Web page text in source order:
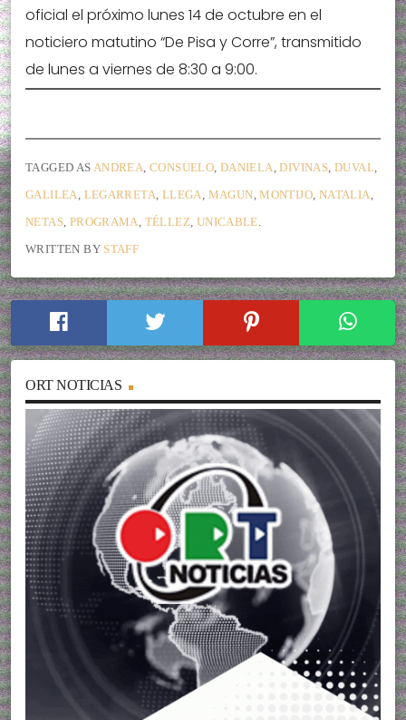
oficial el próximo lunes 14 de octubre en el
noticiero matutino “De Pisa y Corre”, transmitido
de lunes a viernes de 8:30 a 9:00.
TAGGED AS ANDREA ,CONSUELO DANIELA ,DIVINAS DUVAL
GALILEA LEGARRETA LLEGA MAGUN ,MONTIJO NATALIA
NETAS, PROGRAMA TÉLLEZ, UNICABLE
WRITTEN BY STAFF
ORT NOTICIAS